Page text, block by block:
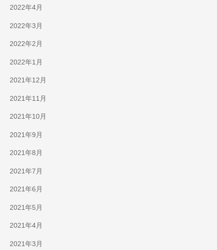
2022年4月
2022年3月
2022年2月
2022年1月
2021年12月
2021年11月
2021年10月
2021年9月
2021年8月
2021年7月
2021年6月
2021年5月
2021年4月
2021年3月